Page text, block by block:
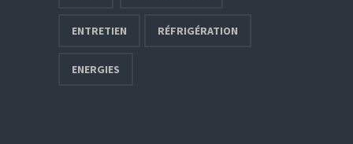
ENTRETIEN RÉFRIGÉRATION
ENERGIES